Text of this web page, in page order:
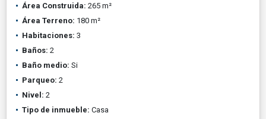
Área Construida: 265 m²
Área Terreno: 180 m²
Habitaciones: 3
Baños: 2
Baño medio: Si
Parqueo: 2
Nivel: 2
Tipo de inmueble: Casa